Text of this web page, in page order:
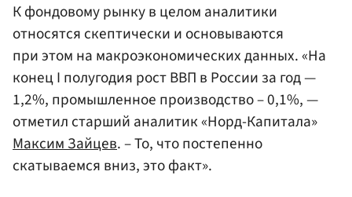
К фондовому рынку в целом аналитики
относятся скептически и основываются
при этом на макроэкономических данных. «На
конец I полугодия рост ВВП в России за год —
1,2%, промышленное производство – 0,1%, —
отметил старший аналитик «Норд-Капитала»
Максим Зайцев. – То, что постепенно
скатываемся вниз, это факт».